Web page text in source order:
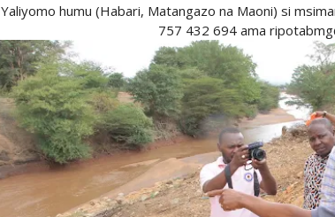
Yaliyomo humu (Habari, Matangazo na Maoni) si
757 432 694 ama